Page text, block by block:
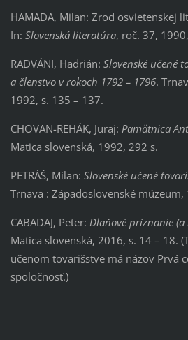
HAMADA, Milan: Zrod osvietenskej
In: Slovenská literatúra, roč. 37,
RADVÁNI, Hadrián: Slovenské učené
a členstvo v rokoch 1792 – 1796.
1992, s. 135 – 137.
CHOVAN-REHÁK, Juraj: Pamätnica
Matica slovenská, 1992, 292 s.
PETRÁŠ, Milan: Slovenské učené
Trnava : Západoslovenské múzeum,
CABADAJ, Peter: Dlaňové priznanie (a
Matica slovenská, 2016, s. 14 – 18.
učenom tovarišstve má názov Prvá
spoločnosť.)